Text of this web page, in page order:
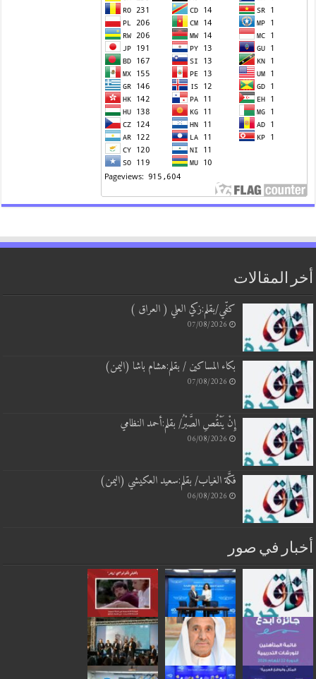
المقالات
كفّي/بقلم:زكي العلي ( العراق )
07/08/2026
بكاء المساكين / بقلم:هشام باشا (اليمن)
07/08/2026
إِنْ يَنْقُصِ الصَّبْرُ/ بقلم:أحمد النظامي
06/08/2026
فكَّة الغياب/ بقلم:سعيد العكيشي (اليمن)
06/08/2026
في صور